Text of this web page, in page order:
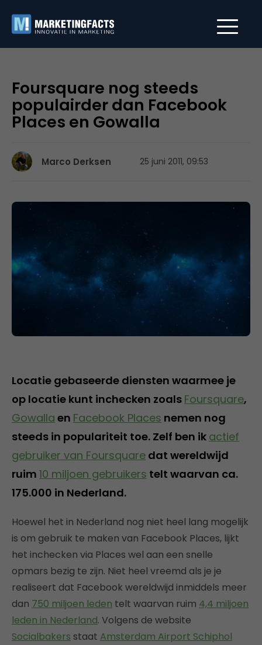
Foursquare nog steeds
populairder dan Facebook
Places en Gowalla
Marco Derksen 25 juni 2011, 09:53
Locatie gebaseerde diensten waarmee je
op locatie kunt inchecken zoals Foursquare,
Gowalla en Facebook Places nemen nog
steeds in populariteit toe. Zelf ben ik actief
gebruiker van Foursquare dat wereldwijd
ruim 10 miljoen gebruikers telt waarvan ca.
175.000 in Nederland.
Hoewel het in Nederland nog niet heel lang mogelijk
is om gebruik te maken van Facebook Places, lijkt
het inchecken via Places wel aan een snelle
opmars bezig te zijn. Niet heel vreemd als je je
realiseert dat Facebook wereldwijd inmiddels meer
dan 750 miljoen leden telt waarvan ruim 4,4 miljoen
leden in Nederland. Volgens de website
Socialbakers staat Amsterdam Airport Schiphol